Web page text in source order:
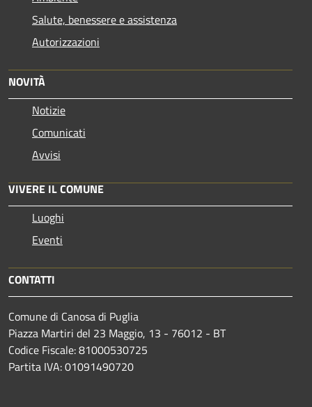
Salute, benessere e assistenza
Autorizzazioni
NOVITÀ
Notizie
Comunicati
Avvisi
VIVERE IL COMUNE
Luoghi
Eventi
CONTATTI
Comune di Canosa di Puglia
Piazza Martiri del 23 Maggio, 13 - 76012 - BT
Codice Fiscale: 81000530725
Partita IVA: 01091490720